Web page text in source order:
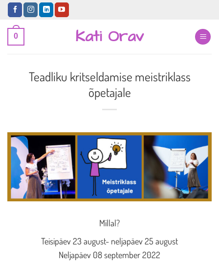
Skip
content
Kati Orav
0
Teadliku kritseldamise meistriklass
õpetajale
Millal?
Teisipäev 23 august- neljapäev 25 august
Neljapäev 08 september 2022